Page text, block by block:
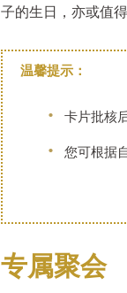
子的生日，亦或值
温馨提示：
卡片批核
您可根据
专属聚会